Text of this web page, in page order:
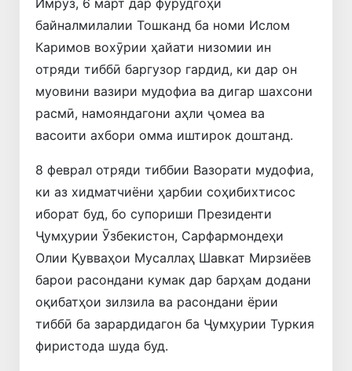
байналмилалии Тошканд ба номи Ислом
Каримов вохӯрии ҳайати низомии ин
отряди тиббӣ баргузор гардид, ки дар он
муовини вазири мудофиа ва дигар шахсони
расмӣ, намояндагони аҳли ҷомеа ва
васоити ахбори омма иштирок доштанд.
8 феврал отряди тиббии Вазорати мудофиа,
ки аз хидматчиёни ҳарбии соҳибихтисос
иборат буд, бо супориши Президенти
Ҷумҳурии Ӯзбекистон, Сарфармондеҳи
Олии Қувваҳои Мусаллаҳ Шавкат Мирзиёев
барои расондани кумак дар барҳам додани
оқибатҳои зилзила ва расондани ёрии
тиббӣ ба зарардидагон ба Ҷумҳурии Туркия
фиристода шуда буд.